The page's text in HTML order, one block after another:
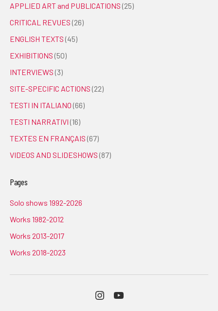
APPLIED ART and PUBLICATIONS (25)
CRITICAL REVUES (26)
ENGLISH TEXTS (45)
EXHIBITIONS (50)
INTERVIEWS (3)
SITE-SPECIFIC ACTIONS (22)
TESTI IN ITALIANO (66)
TESTI NARRATIVI (16)
TEXTES EN FRANÇAIS (67)
VIDEOS AND SLIDESHOWS (87)
Pages
Solo shows 1992-2026
Works 1982-2012
Works 2013-2017
Works 2018-2023
InstagramYoutube